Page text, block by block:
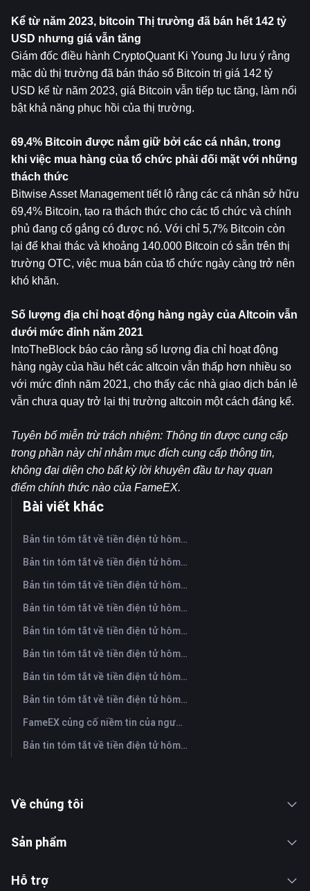
Kể từ năm 2023, bitcoin Thị trường đã bán hết 142 tỷ
USD nhưng giá vẫn tăng
Giám đốc điều hành CryptoQuant Ki Young Ju lưu ý rằng
mặc dù thị trường đã bán tháo số Bitcoin trị giá 142 tỷ
USD kể từ năm 2023, giá Bitcoin vẫn tiếp tục tăng, làm nổi
bật khả năng phục hồi của thị trường.
69,4% Bitcoin được nắm giữ bởi các cá nhân, trong
khi việc mua hàng của tổ chức phải đối mặt với những
thách thức
Bitwise Asset Management tiết lộ rằng các cá nhân sở hữu
69,4% Bitcoin, tạo ra thách thức cho các tổ chức và chính
phủ đang cố gắng có được nó. Với chỉ 5,7% Bitcoin còn
lại để khai thác và khoảng 140.000 Bitcoin có sẵn trên thị
trường OTC, việc mua bán của tổ chức ngày càng trở nên
khó khăn.
Số lượng địa chỉ hoạt động hàng ngày của Altcoin vẫn
dưới mức đỉnh năm 2021
IntoTheBlock báo cáo rằng số lượng địa chỉ hoạt động
hàng ngày của hầu hết các altcoin vẫn thấp hơn nhiều so
với mức đỉnh năm 2021, cho thấy các nhà giao dịch bán lẻ
vẫn chưa quay trở lại thị trường altcoin một cách đáng kể.
Tuyên bố miễn trừ trách nhiệm: Thông tin được cung cấp
trong phần này chỉ nhằm mục đích cung cấp thông tin,
không đại diện cho bất kỳ lời khuyên đầu tư hay quan
điểm chính thức nào của FameEX.
Bài viết khác
Bản tin tóm tắt về tiền điện tử hôm nay trên FameEX | Ngày 7 tháng 8 năm 2026
Bản tin tóm tắt về tiền điện tử hôm nay trên FameEX | Ngày 6 tháng 8 năm 2026
Bản tin tóm tắt về tiền điện tử hôm nay trên FameEX | Ngày 5 tháng 8 năm 2026
Bản tin tóm tắt về tiền điện tử hôm nay trên FameEX | Ngày 4 tháng 8 năm 2026
Bản tin tóm tắt về tiền điện tử hôm nay trên FameEX | Ngày 3 tháng 8 năm 2026
Bản tin tóm tắt về tiền điện tử hôm nay trên FameEX | Ngày 31 tháng 7 năm 2026
Bản tin tóm tắt về tiền điện tử hôm nay trên FameEX | Ngày 30 tháng 7 năm 2026
Bản tin tóm tắt về tiền điện tử hôm nay trên FameEX | Ngày 29 tháng 7 năm 2026
FameEX củng cố niềm tin của người dùng thông qua tám năm hoạt động ổn định và tăng trưởng toàn cầu
Bản tin tóm tắt về tiền điện tử hôm nay trên FameEX | Ngày 28 tháng 7 năm 2026
Về chúng tôi
Sản phẩm
Hỗ trợ